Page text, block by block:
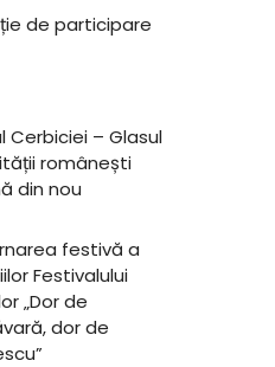
de participare
Cerbiciei – Glasul
românești
din nou
festivă a
Festivalului
„Dor de
dor de